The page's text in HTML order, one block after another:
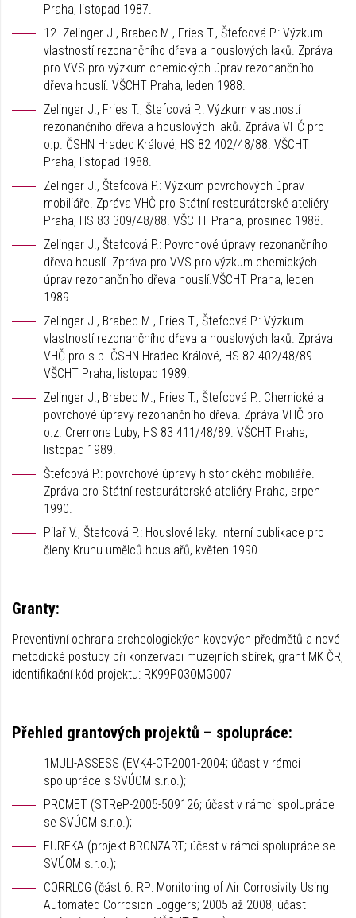
Praha, listopad 1987.
12. Zelinger J., Brabec M., Fries T., Štefcová P.: Výzkum
vlastností rezonančního dřeva a houslových laků. Zpráva
pro VVS pro výzkum chemických úprav rezonančního
dřeva houslí. VŠCHT Praha, leden 1988.
Zelinger J., Fries T., Štefcová P.: Výzkum vlastností
rezonančního dřeva a houslových laků. Zpráva VHČ pro
o.p. ČSHN Hradec Králové, HS 82 402/48/88. VŠCHT
Praha, listopad 1988.
Zelinger J., Štefcová P.: Výzkum povrchových úprav
mobiliáře. Zpráva VHČ pro Státní restaurátorské ateliéry
Praha, HS 83 309/48/88. VŠCHT Praha, prosinec 1988.
Zelinger J., Štefcová P.: Povrchové úpravy rezonančního
dřeva houslí. Zpráva pro VVS pro výzkum chemických
úprav rezonančního dřeva houslí.VŠCHT Praha, leden
1989.
Zelinger J., Brabec M., Fries T., Štefcová P.: Výzkum
vlastností rezonančního dřeva a houslových laků. Zpráva
VHČ pro s.p. ČSHN Hradec Králové, HS 82 402/48/89.
VŠCHT Praha, listopad 1989.
Zelinger J., Brabec M., Fries T., Štefcová P.: Chemické a
povrchové úpravy rezonančního dřeva. Zpráva VHČ pro
o.z. Cremona Luby, HS 83 411/48/89. VŠCHT Praha,
listopad 1989.
Štefcová P.: povrchové úpravy historického mobiliáře.
Zpráva pro Státní restaurátorské ateliéry Praha, srpen
1990.
Pilař V., Štefcová P.: Houslové laky. Interní publikace pro
členy Kruhu umělců houslařů, květen 1990.
Granty:
Preventivní ochrana archeologických kovových předmětů a nové
metodické postupy při konzervaci muzejních sbírek, grant MK ČR,
identifikační kód projektu: RK99P03OMG007
Přehled grantových projektů – spolupráce:
1MULI-ASSESS (EVK4-CT-2001-2004; účast v rámci
spolupráce s SVÚOM s.r.o.);
PROMET (STReP-2005-509126; účast v rámci spolupráce
se SVÚOM s.r.o.);
EUREKA (projekt BRONZART; účast v rámci spolupráce se
SVÚOM s.r.o.);
CORRLOG (část 6. RP: Monitoring of Air Corrosivity Using
Automated Corrosion Loggers; 2005 až 2008, účast